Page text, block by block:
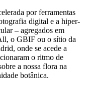
por ferramentas
digital e a hiper-
– agregados em
o GBIF ou o sítio da
onde se acede a
o ritmo de
a nossa flora na
botânica.